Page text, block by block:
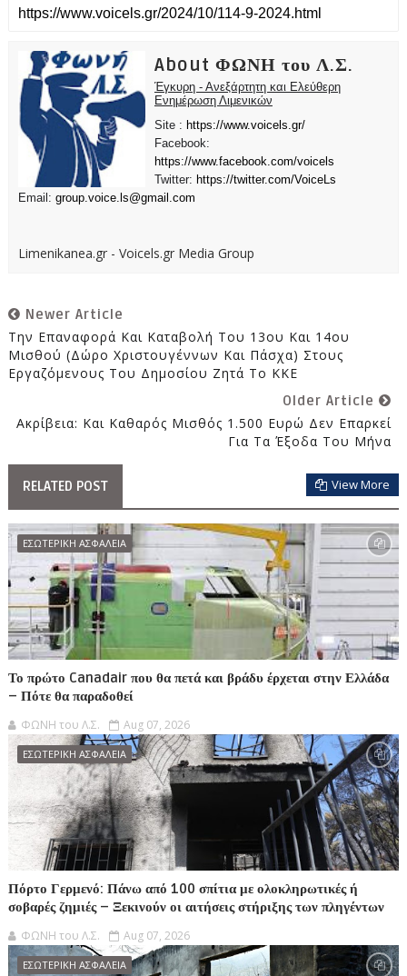
About ΦΩΝΗ του Λ.Σ.
Έγκυρη - Ανεξάρτητη και Ελεύθερη
Ενημέρωση Λιμενικών
Site : https://www.voicels.gr/
Facebook:
https://www.facebook.com/voicels
Twitter: https://twitter.com/VoiceLs
Email: group.voice.ls@gmail.com
Limenikanea.gr - Voicels.gr Media Group
Newer Article
Την Επαναφορά Και Καταβολή Του 13ου Και 14ου
Μισθού (Δώρο Χριστουγέννων Και Πάσχα) Στους
Εργαζόμενους Του Δημοσίου Ζητά Το ΚΚΕ
Older Article
Ακρίβεια: Και Καθαρός Μισθός 1.500 Ευρώ Δεν Επαρκεί
Για Τα Έξοδα Του Μήνα
RELATED POST View More
ΕΣΩΤΕΡΙΚΗ ΑΣΦΑΛΕΙΑ
Το πρώτο Canadair που θα πετά και βράδυ έρχεται στην Ελλάδα
– Πότε θα παραδοθεί
ΦΩΝΗ του Λ.Σ. Aug 07, 2026
ΕΣΩΤΕΡΙΚΗ ΑΣΦΑΛΕΙΑ
Πόρτο Γερμενό: Πάνω από 100 σπίτια με ολοκληρωτικές ή
σοβαρές ζημιές – Ξεκινούν οι αιτήσεις στήριξης των πληγέντων
ΦΩΝΗ του Λ.Σ. Aug 07, 2026
ΕΣΩΤΕΡΙΚΗ ΑΣΦΑΛΕΙΑ